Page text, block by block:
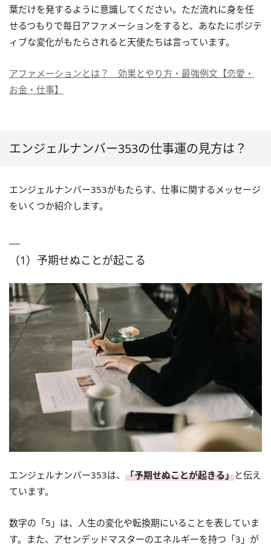
葉だけを発するように意識してください。ただ流れに身を任
せるつもりで毎日アファメーションをすると、あなたにポジテ
ィブな変化がもたらされると天使たちは言っています。
アファメーションとは？ 効果とやり方・最強例文【恋愛・
お金・仕事】
エンジェルナンバー353の仕事運の見方は？
エンジェルナンバー353がもたらす、仕事に関するメッセージ
をいくつか紹介します。
（1）予期せぬことが起こる
エンジェルナンバー353は、 「予期せぬことが起きる」と伝え
ています。
数字の「5」は、人生の変化や転換期にいることを表していま
す。また、アセンデッドマスターのエネルギーを持つ「3」が